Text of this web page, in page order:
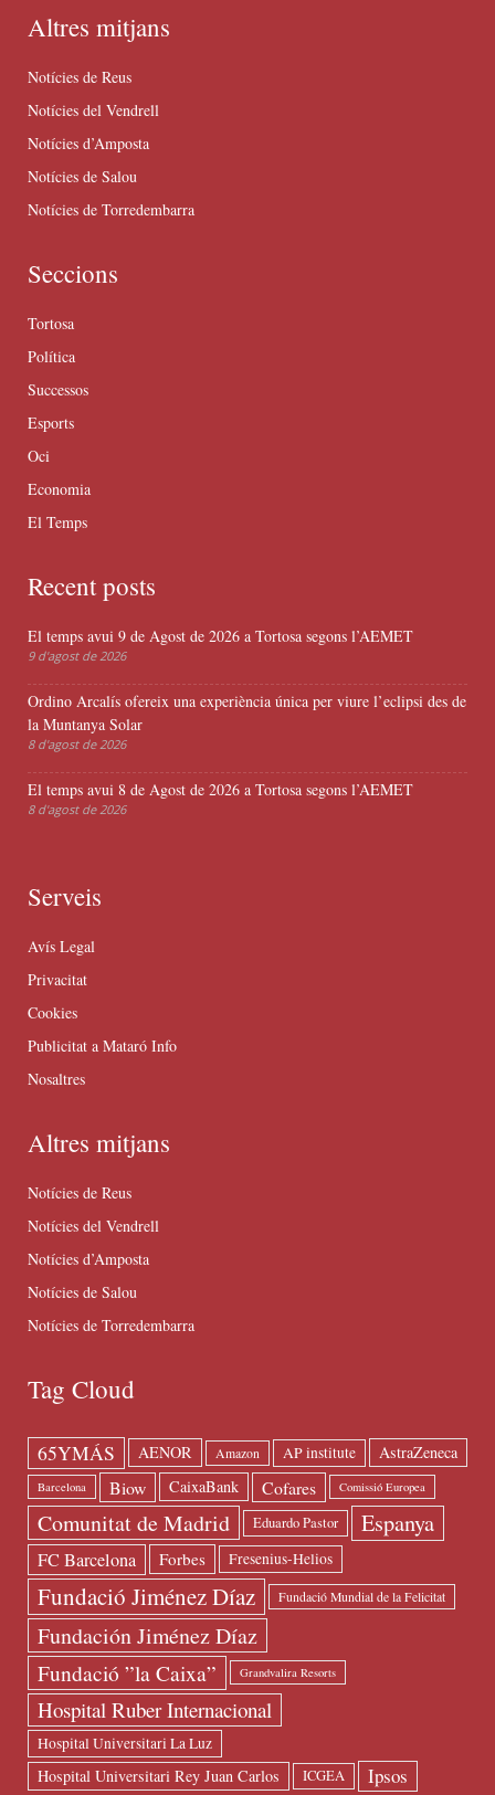
Altres mitjans
Notícies de Reus
Notícies del Vendrell
Notícies d’Amposta
Notícies de Salou
Notícies de Torredembarra
Seccions
Tortosa
Política
Successos
Esports
Oci
Economia
El Temps
Recent posts
El temps avui 9 de Agost de 2026 a Tortosa segons l’AEMET
9 d'agost de 2026
Ordino Arcalís ofereix una experiència única per viure l’eclipsi des de
la Muntanya Solar
8 d'agost de 2026
El temps avui 8 de Agost de 2026 a Tortosa segons l’AEMET
8 d'agost de 2026
Serveis
Avís Legal
Privacitat
Cookies
Publicitat a Mataró Info
Nosaltres
Altres mitjans
Notícies de Reus
Notícies del Vendrell
Notícies d’Amposta
Notícies de Salou
Notícies de Torredembarra
Tag Cloud
65YMÁS AENOR Amazon AP institute AstraZeneca
Barcelona Biow CaixaBank Cofares Comissió Europea
Comunitat de Madrid Eduardo Pastor Espanya
FC Barcelona Forbes Fresenius-Helios
Fundació Jiménez Díaz Fundació Mundial de la Felicitat
Fundación Jiménez Díaz
Fundació ”la Caixa” Grandvalira Resorts
Hospital Ruber Internacional
Hospital Universitari La Luz
Hospital Universitari Rey Juan Carlos ICGEA Ipsos